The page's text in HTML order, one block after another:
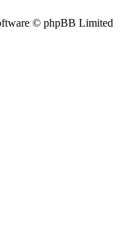
© phpBB Limited